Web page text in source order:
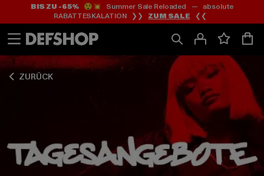
Zum
Inhalt
springen
Zum
Fußzeile
springen
BIS ZU -65%😲💥 Summer Sale Reloaded — absolute
RABATTESKALATION ❯❯ ZUM SALE ❮❮
ZURÜCK
Zum
Produktraster
springen